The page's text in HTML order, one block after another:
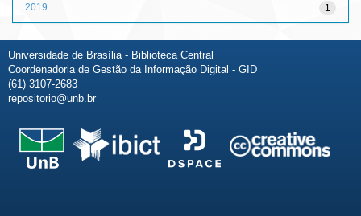
1
2019
Universidade de Brasília - Biblioteca Central
Coordenadoria de Gestão da Informação Digital - GID
(61) 3107-2683
repositorio@unb.br